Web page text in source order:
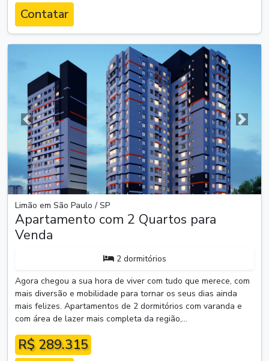
Contatar
Anterior
Limão em São Paulo / SP
Apartamento com 2 Quartos para
Venda
2 dormitórios
Agora chegou a sua hora de viver com tudo que merece, com
mais diversão e mobilidade para tornar os seus dias ainda
mais felizes. Apartamentos de 2 dormitórios com varanda e
com área de lazer mais completa da região,...
R$ 289.315